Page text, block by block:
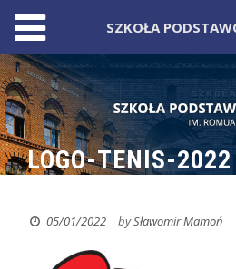
Skip
to
content
LOGO-TENIS-2022
05/01/2022 bySławomir Mamoń
SZKOŁA